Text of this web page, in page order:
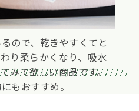
ので、乾きやすくてと
り柔らかくなり、吸水
みて欲しい商品です。
もおすすめ。